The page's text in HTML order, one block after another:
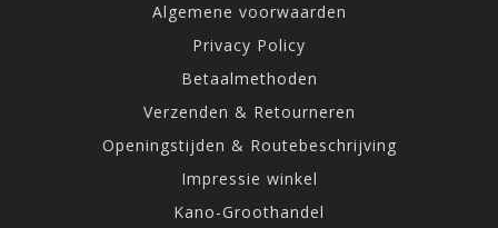
Algemene voorwaarden
Privacy Policy
Betaalmethoden
Verzenden & Retourneren
Openingstijden & Routebeschrijving
Impressie winkel
Kano-Groothandel